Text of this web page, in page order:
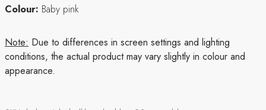
Colour: Baby pink
Note: Due to differences in screen settings and lighting
conditions, the actual product may vary slightly in colour and
appearance.